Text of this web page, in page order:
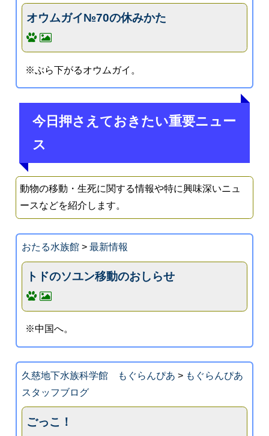
オウムガイ№70の休みかた
※ぶら下がるオウムガイ。
今日押さえておきたい重要ニュー
ス
動物の移動・生死に関する情報や特に興味深いニュ
ースなどを紹介します。
おたる水族館> 最新情報
トドのソユン移動のおしらせ
※中国へ。
久慈地下水族科学館 もぐらんぴあ > もぐらんぴあ
スタッフブログ
ごっこ！